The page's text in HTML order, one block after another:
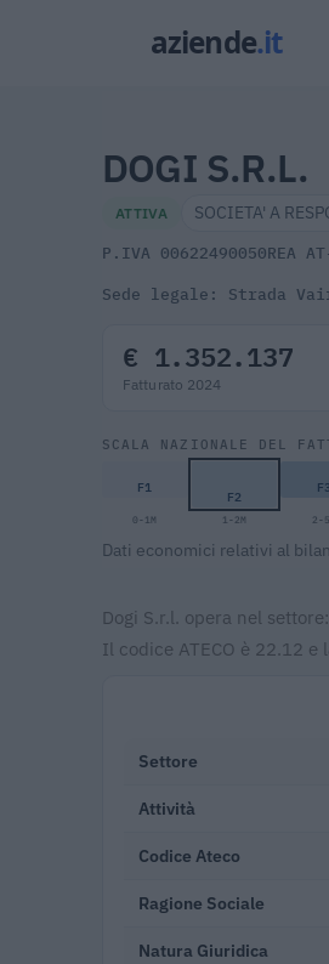
DOGI S.R.L.
ATTIVA SOCIETA' A
P.IVA 00622490050REA
Sede legale: Strada
€ 1.352.137
Fatturato 2024
SCALA NAZIONALE DEL
F1 F2 F3
0-1M 1-2M 2-
Dati economici relativi al
Dogi S.r.l. opera nel
Il codice ATECO è 22.12 e
Settore
Attività
Codice Ateco
Ragione Sociale
Natura Giuridica